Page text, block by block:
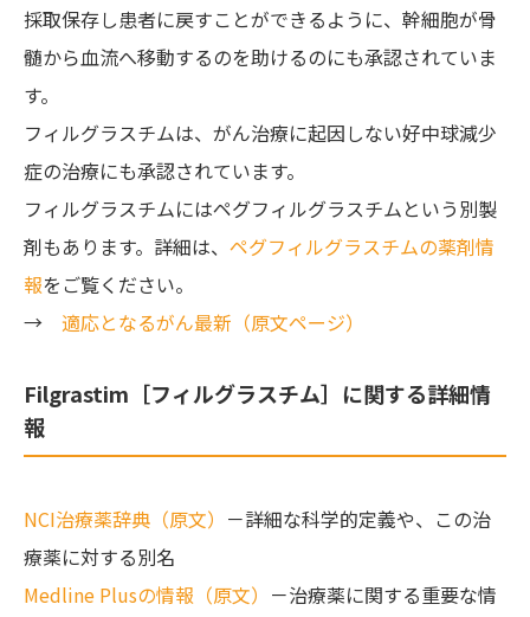
採取保存し患者に戻すことができるように、幹細胞が骨
髄から血流へ移動するのを助けるのにも承認されていま
す。
フィルグラスチムは、がん治療に起因しない好中球減少
症の治療にも承認されています。
フィルグラスチムにはペグフィルグラスチムという別製
剤もあります。詳細は、 ペグフィルグラスチムの薬剤情
報をご覧ください。
→ 適応となるがん最新（原文ページ）
Filgrastim［フィルグラスチム］に関する詳細情
報
NCI治療薬辞典（原文） －詳細な科学的定義や、この治
療薬に対する別名
Medline Plusの情報（原文） －治療薬に関する重要な情